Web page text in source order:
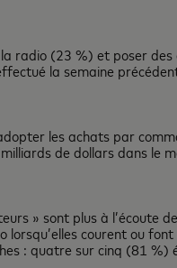
radio (23 %) et poser
la semaine
les achats par
de dollars dans le
» sont plus à l’écoute
courent ou
: quatre sur cinq (81 %)